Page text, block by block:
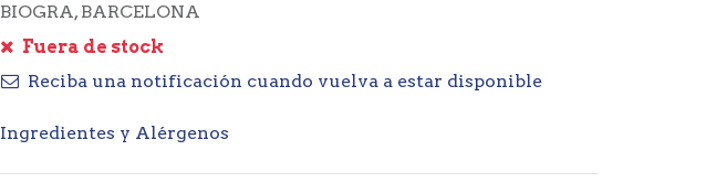
BIOGRA, BARCELONA
Fuera de stock
Reciba una notificación cuando vuelva a estar disponible
Ingredientes y Alérgenos